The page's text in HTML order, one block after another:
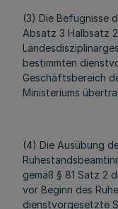
(3) Die Befugnisse
Absatz 3 Halbsatz
bestimmten
Geschäftsbereich
Ministeriums
(4) Die Ausübung
gemäß § 81 Satz 2
vor Beginn des
dienstvorgesetzte